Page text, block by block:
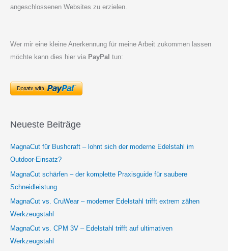
angeschlossenen Websites zu erzielen.
Wer mir eine kleine Anerkennung für meine Arbeit zukommen lassen
möchte kann dies hier via PayPal tun:
Neueste Beiträge
MagnaCut für Bushcraft – lohnt sich der moderne Edelstahl im
Outdoor-Einsatz?
MagnaCut schärfen – der komplette Praxisguide für saubere
Schneidleistung
MagnaCut vs. CruWear – moderner Edelstahl trifft extrem zähen
Werkzeugstahl
MagnaCut vs. CPM 3V – Edelstahl trifft auf ultimativen
Werkzeugstahl